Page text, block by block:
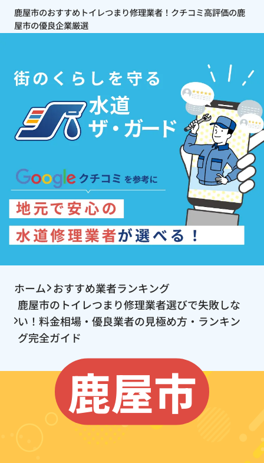
鹿屋市のおすすめトイレつまり修理業者！クチコミ高評価の鹿
屋市の優良企業厳選
ホーム おすすめ業者ランキング
鹿屋市のトイレつまり修理業者選びで失敗しな
い！料金相場・優良業者の見極め方・ランキン
グ完全ガイド
鹿屋市